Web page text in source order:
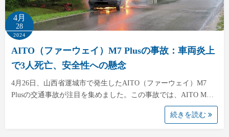
4月
28
2024
AITO（ファーウェイ）M7 Plusの事故：車両炎上
で3人死亡、安全性への懸念
4月26日、山西省運城市で発生したAITO（ファーウェイ）M7
Plusの交通事故が注目を集めました。この事故では、AITO M…
続きを読む